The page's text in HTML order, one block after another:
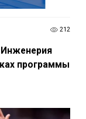
212
программы